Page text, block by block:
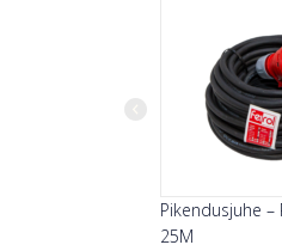
Pikendusjuhe –
25M